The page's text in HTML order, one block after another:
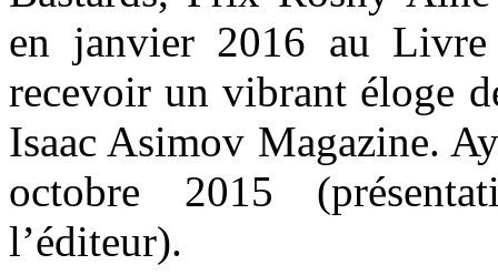
en janvier 2016 au
recevoir un vibrant éloge
Isaac Asimov Magazine.
octobre 2015
l’éditeur).